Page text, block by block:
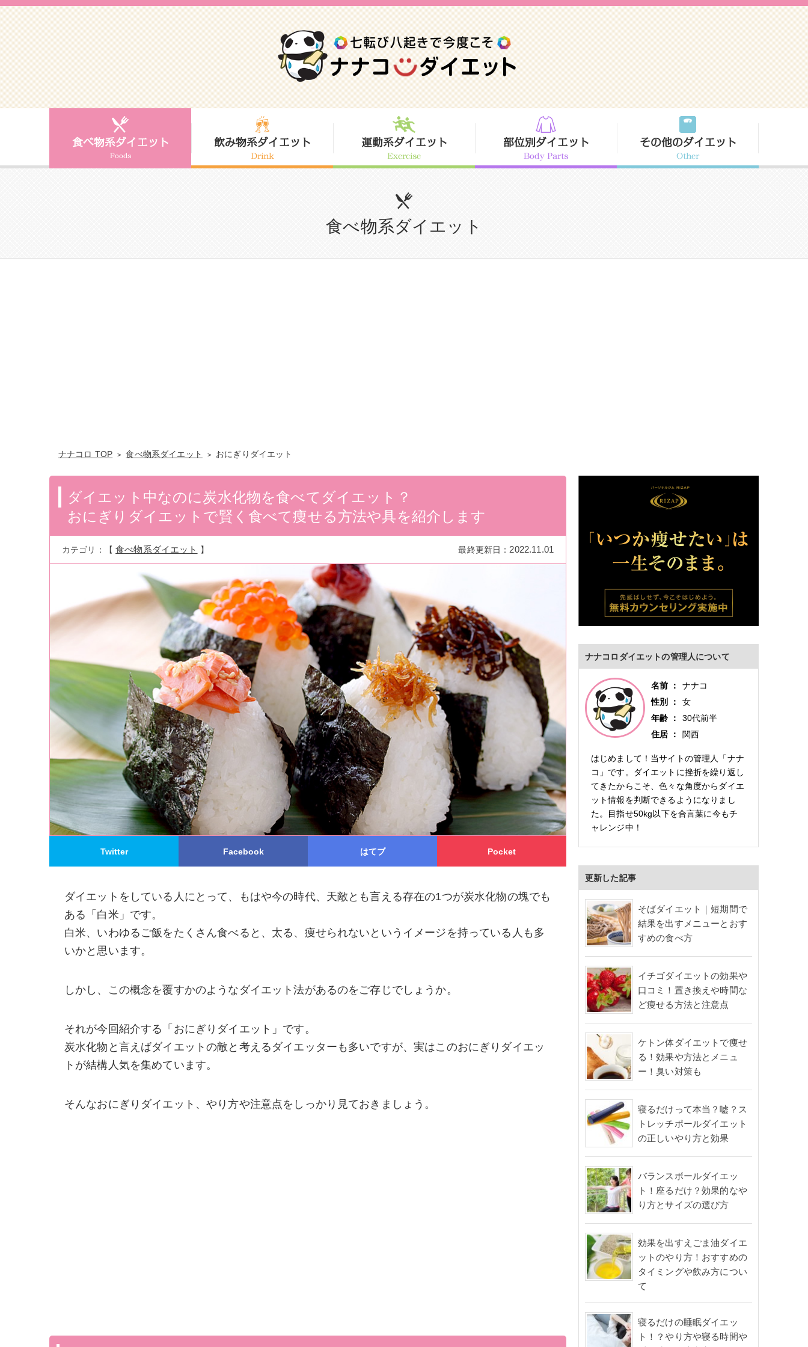
食べ物系ダイエット
ナナコロ TOP 食べ物系ダイエット おにぎりダイエット
ダイエット中なのに炭水化物を食べてダイエット？
おにぎりダイエットで賢く食べて痩せる方法や具を紹介します
食べ物系ダイエット 2022.11.01
Twitter Facebook はてブ Pocket
ダイエットをしている人にとって、もはや今の時代、天敵とも言える存在の1つが炭水化物の塊でも
ある「白米」です。
白米、いわゆるご飯をたくさん食べると、太る、痩せられないというイメージを持っている人も多
いかと思います。
しかし、この概念を覆すかのようなダイエット法があるのをご存じでしょうか。
それが今回紹介する「おにぎりダイエット」です。
炭水化物と言えばダイエットの敵と考えるダイエッターも多いですが、実はこのおにぎりダイエッ
トが結構人気を集めています。
そんなおにぎりダイエット、やり方や注意点をしっかり見ておきましょう。
ナナコロダイエットの管理人について
名前
ナナコ
性別
女
年齢
30代前半
住居
関西
はじめまして！当サイトの管理人「ナナ
コ」です。ダイエットに挫折を繰り返し
てきたからこそ、色々な角度からダイエ
ット情報を判断できるようになりまし
た。目指せ50kg以下を合言葉に今もチ
ャレンジ中！
更新した記事
そばダイエット｜短期間で
結果を出すメニューとおす
すめの食べ方
イチゴダイエットの効果や
口コミ！置き換えや時間な
ど痩せる方法と注意点
ケトン体ダイエットで痩せ
る！効果や方法とメニュ
ー！臭い対策も
寝るだけって本当？嘘？ス
トレッチポールダイエット
の正しいやり方と効果
バランスボールダイエッ
ト！座るだけ？効果的なや
り方とサイズの選び方
効果を出すえごま油ダイエ
ットのやり方！おすすめの
タイミングや飲み方につい
て
寝るだけの睡眠ダイエッ
ト！？やり方や寝る時間や